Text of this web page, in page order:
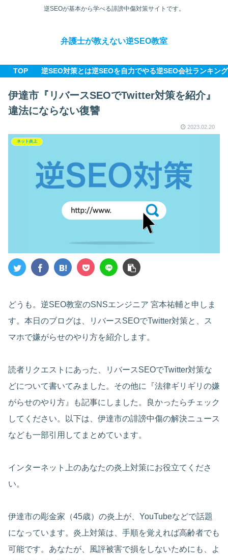
逆SEOが基本から学べる誹謗中傷対策サイトです。
弁護士が教えない逆SEO教室
TOP 逆SEO対策とは逆SEOを自力でやる逆SEO会社ランキング
伊達市『リバースSEOでTwitter対策を紹介』
違法にならない復讐
2023.02.20
ネット炎上
どうも。逆SEO教室のSNSエンジニア 宮本祐輔と申しま
す。本日のブログは、リバースSEOでTwitter対策と、ス
マホで嫌がらせのやり方を紹介します。
読者リクエストにあった、リバースSEOでTwitter対策な
どについて書いてみました。その他に『法律ギリギリの嫌
がらせのやり方』も記事にしました。良かったらチェック
してください。以下は、伊達市の誹謗中傷の解決ニュース
なども一部引用してまとめています。
インターネット上のあなたの炎上対策にお役立てくださ
い。
伊達市の彫金家（45歳）の炎上が、YouTubeなどで話題
になっています。炎上対策は、手順を覚えれば高齢者でも
可能です。あなたが、風評被害で損をしないためにも、よ